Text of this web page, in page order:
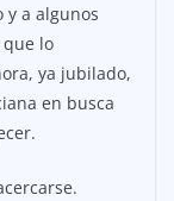
y a algunos
lo
ya jubilado,
en busca